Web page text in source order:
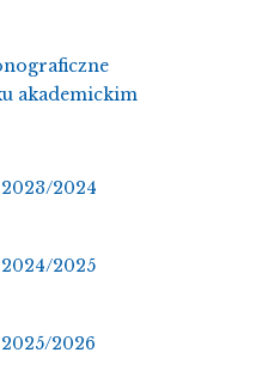
akademickim
2024
2025
2026